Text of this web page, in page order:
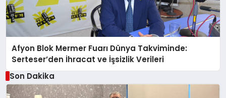
Afyon Blok Mermer Fuarı Dünya Takviminde:
Serteser’den İhracat ve İşsizlik Verileri
Son Dakika